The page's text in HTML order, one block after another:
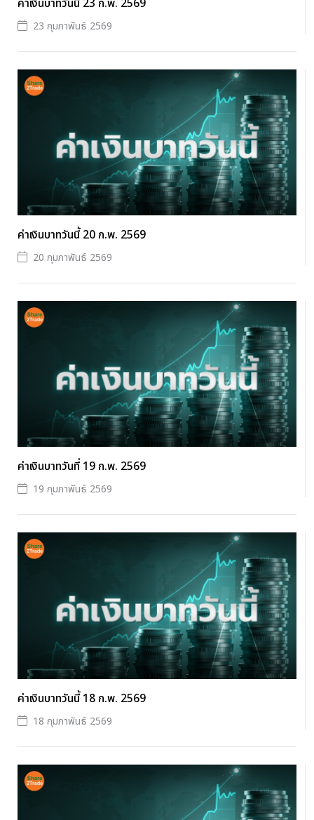
23 กุมภาพันธ์ 2569
ค่าเงินบาทวันนี้ 20 ก.พ. 2569
20 กุมภาพันธ์ 2569
ค่าเงินบาทวันที่ 19 ก.พ. 2569
19 กุมภาพันธ์ 2569
ค่าเงินบาทวันนี้ 18 ก.พ. 2569
18 กุมภาพันธ์ 2569